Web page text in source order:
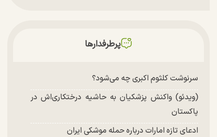
پرطرفدارها
سرنوشت کلثوم اکبری چه می‌شود؟
(ویدئو) واکنش پزشکیان به حاشیه درختکاری‌اش در
پاکستان
ادعای تازه امارات درباره حمله موشکی ایران